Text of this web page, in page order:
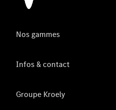
Nos gammes
Infos & contact
Groupe Kroely